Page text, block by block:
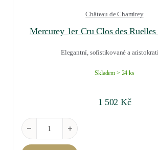
Château de Chamirey
Mercurey 1er Cru Clos des
Elegantní, sofistikované a
Skladem > 24 ks
1 502 Kč
Mercurey 1er Cru Clos des Ruelles 2021